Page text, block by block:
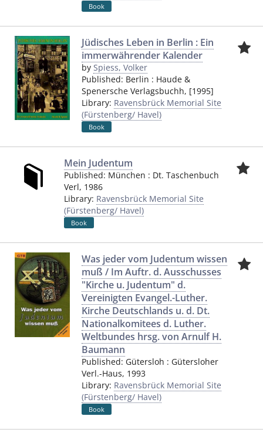
Book
Jüdisches Leben in Berlin : Ein
immerwährender Kalender
by Spiess, Volker
Published: Berlin : Haude &
Spenersche Verlagsbuchh, [1995]
Library: Ravensbrück Memorial Site
(Fürstenberg/ Havel)
Book
Mein Judentum
Published: München : Dt. Taschenbuch
Verl, 1986
Library: Ravensbrück Memorial Site
(Fürstenberg/ Havel)
Book
Was jeder vom Judentum wissen
muß / Im Auftr. d. Ausschusses
"Kirche u. Judentum" d.
Vereinigten Evangel.-Luther.
Kirche Deutschlands u. d. Dt.
Nationalkomitees d. Luther.
Weltbundes hrsg. von Arnulf H.
Baumann
Published: Gütersloh : Gütersloher
Verl.-Haus, 1993
Library: Ravensbrück Memorial Site
(Fürstenberg/ Havel)
Book